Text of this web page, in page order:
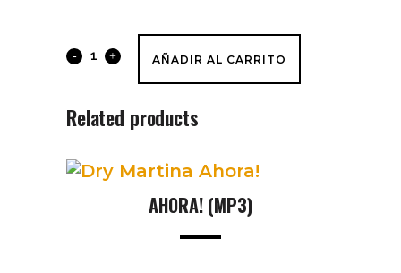
Plan
(mp3)
AÑADIR AL CARRITO
Related products
AHORA! (MP3)